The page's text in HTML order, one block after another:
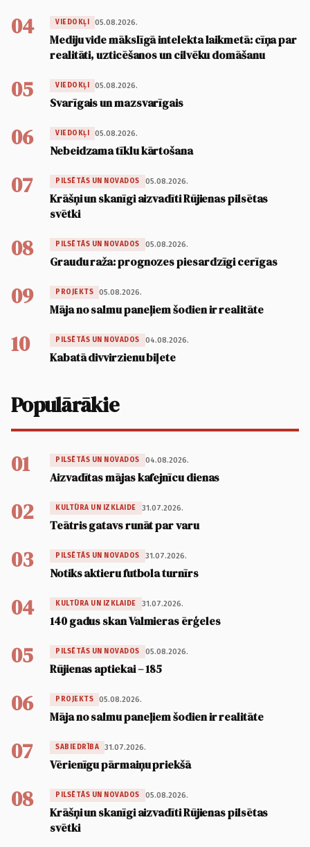
04 VIEDOKĻI 05.08.2026.
Mediju vide mākslīgā intelekta laikmetā: cīņa par
realitāti, uzticēšanos un cilvēku domāšanu
05 VIEDOKĻI 05.08.2026.
Svarīgais un mazsvarīgais
06 VIEDOKĻI 05.08.2026.
Nebeidzama tīklu kārtošana
07 PILSĒTĀS UN NOVADOS 05.08.2026.
Krāšņi un skanīgi aizvadīti Rūjienas pilsētas
svētki
08 PILSĒTĀS UN NOVADOS 05.08.2026.
Graudu raža: prognozes piesardzīgi cerīgas
09 PROJEKTS 05.08.2026.
Māja no salmu paneļiem šodien ir realitāte
10 PILSĒTĀS UN NOVADOS 04.08.2026.
Kabatā divvirzienu biļete
Populārākie
01 PILSĒTĀS UN NOVADOS 04.08.2026.
Aizvadītas mājas kafejnīcu dienas
02 KULTŪRA UN IZKLAIDE 31.07.2026.
Teātris gatavs runāt par varu
03 PILSĒTĀS UN NOVADOS 31.07.2026.
Notiks aktieru futbola turnīrs
04 KULTŪRA UN IZKLAIDE 31.07.2026.
140 gadus skan Valmieras ērģeles
05 PILSĒTĀS UN NOVADOS 05.08.2026.
Rūjienas aptiekai – 185
06 PROJEKTS 05.08.2026.
Māja no salmu paneļiem šodien ir realitāte
07 SABIEDRĪBA 31.07.2026.
Vērienīgu pārmaiņu priekšā
08 PILSĒTĀS UN NOVADOS 05.08.2026.
Krāšņi un skanīgi aizvadīti Rūjienas pilsētas
svētki